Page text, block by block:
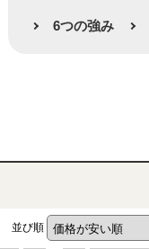
6つの強み
並び順